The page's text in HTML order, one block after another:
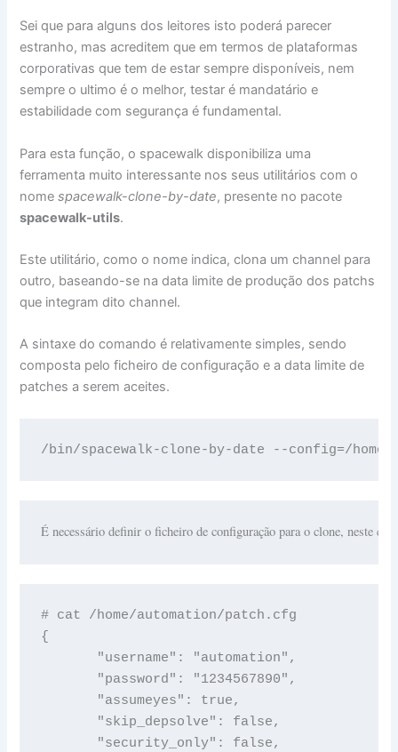
Sei que para alguns dos leitores isto poderá parecer
estranho, mas acreditem que em termos de plataformas
corporativas que tem de estar sempre disponíveis, nem
sempre o ultimo é o melhor, testar é mandatário e
estabilidade com segurança é fundamental.
Para esta função, o spacewalk disponibiliza uma
ferramenta muito interessante nos seus utilitários com o
nomespacewalk-clone-by-date, presente no pacote
spacewalk-utils.
Este utilitário, como o nome indica, clona um channel para
outro, baseando-se na data limite de produção dos patchs
que integram dito channel.
A sintaxe do comando é relativamente simples, sendo
composta pelo ficheiro de configuração e a data limite de
patches a serem aceites.
/bin/spacewalk-clone-by-date --config=/
É necessário definir o ficheiro de configuração para o clone, neste
# cat /home/automation/patch.cfg
{
       "username": "automation",
       "password": "1234567890",
       "assumeyes": true,
       "skip_depsolve": false,
       "security_only": false,